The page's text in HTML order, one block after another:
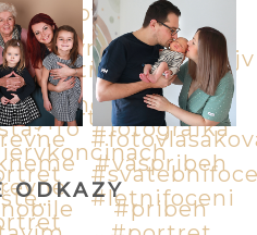
ODKAZY